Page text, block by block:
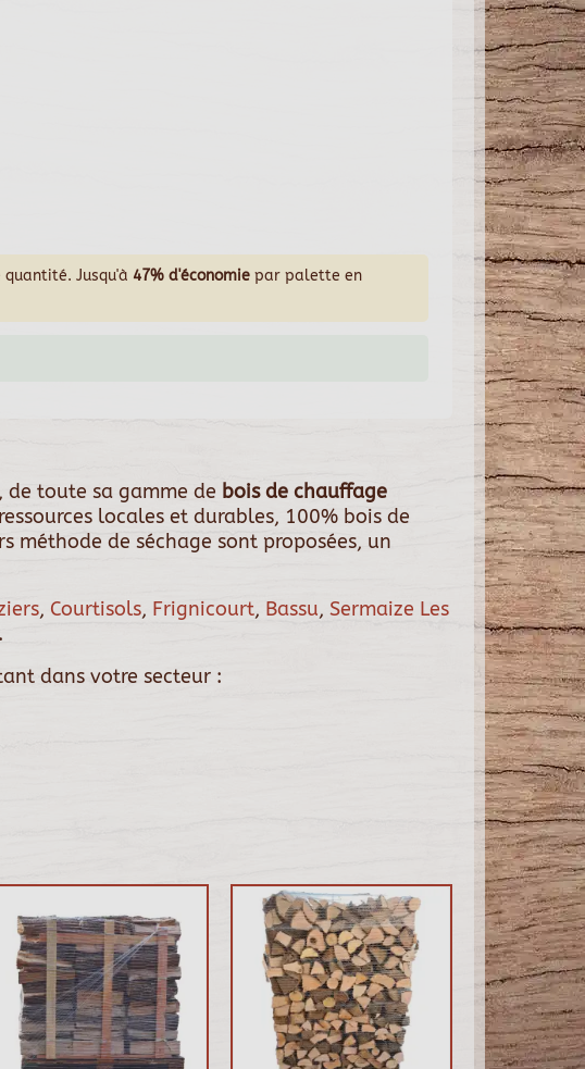
Jusqu'à 47% d'économie par palette en
de toute sa gamme de bois de chauffage
locales et durables, 100% bois de
méthode de séchage sont proposées, un
, Courtisols, Frignicourt, Bassu, Sermaize Les
dans votre secteur :